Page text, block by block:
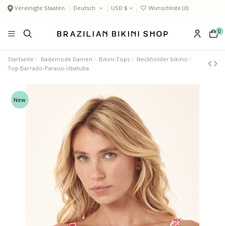
Vereinigte Staaten Deutsch USD $ Wunschliste (0)
0
Startseite Bademode Damen Bikini-Tops
Neckholder bikinis
Top Barrado-Paraiso Ubatuba
New